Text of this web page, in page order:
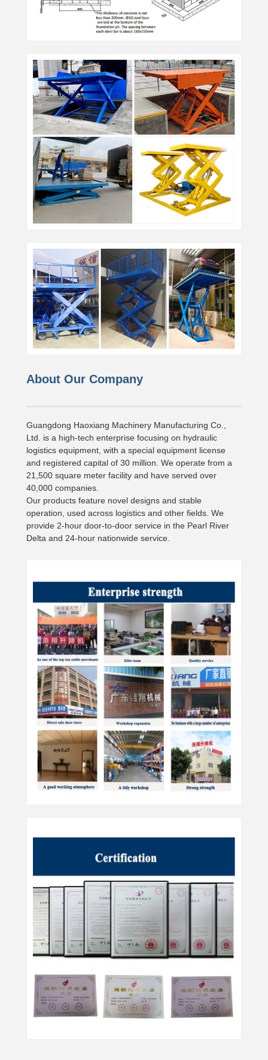
About Our Company
Guangdong Haoxiang Machinery Manufacturing Co.,
Ltd. is a high-tech enterprise focusing on hydraulic
logistics equipment, with a special equipment license
and registered capital of 30 million. We operate from a
21,500 square meter facility and have served over
40,000 companies.
Our products feature novel designs and stable
operation, used across logistics and other fields. We
provide 2-hour door-to-door service in the Pearl River
Delta and 24-hour nationwide service.